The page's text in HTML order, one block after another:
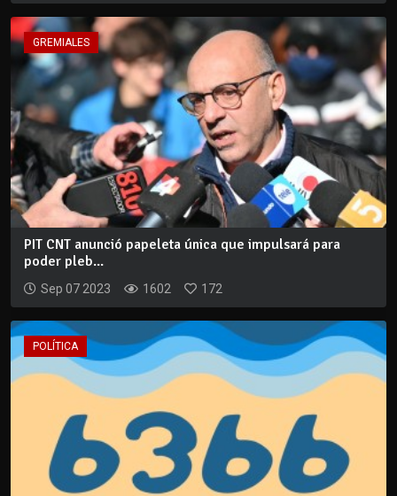
GREMIALES
PIT CNT anunció papeleta única que impulsará para
poder pleb...
Sep 07 2023 1602 172
POLÍTICA